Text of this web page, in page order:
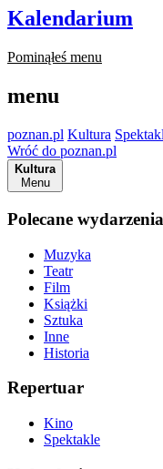
Kalendarium
Pominąłeś menu
menu
poznan.pl Kultura
Wróć do poznan.pl
Kultura
Menu
Polecane wydarzenia
Muzyka
Teatr
Film
Książki
Sztuka
Inne
Historia
Repertuar
Kino
Spektakle